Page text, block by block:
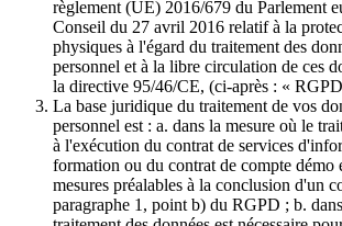
règlement (UE) 2016/679 du Parlement
Conseil du 27 avril 2016 relatif à la
physiques à l'égard du traitement des
personnel et à la libre circulation de ces
la directive 95/46/CE, (ci-après : «
La base juridique du traitement de vos
personnel est : a. dans la mesure où le
à l'exécution du contrat de services
formation ou du contrat de compte démo
mesures préalables à la conclusion d'un
paragraphe 1, point b) du RGPD ; b.